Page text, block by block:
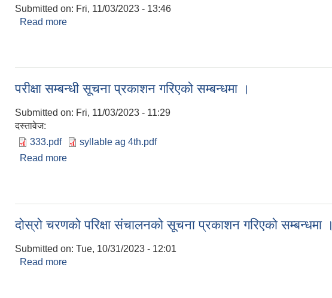
Submitted on: Fri, 11/03/2023 - 13:46
Read more
परीक्षा सम्बन्धी सूचना प्रकाशन गरिएको सम्बन्धमा ।
Submitted on: Fri, 11/03/2023 - 11:29
दस्तावेज:
333.pdf
syllable ag 4th.pdf
Read more
दोस्रो चरणको परिक्षा संचालनको सूचना प्रकाशन गरिएको सम्बन्धमा ।
Submitted on: Tue, 10/31/2023 - 12:01
Read more